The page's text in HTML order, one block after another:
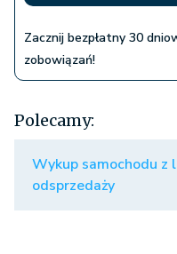
Zacznij bezpłatny 30
zobowiązań!
Polecamy:
Wykup samochodu z
odsprzedaży